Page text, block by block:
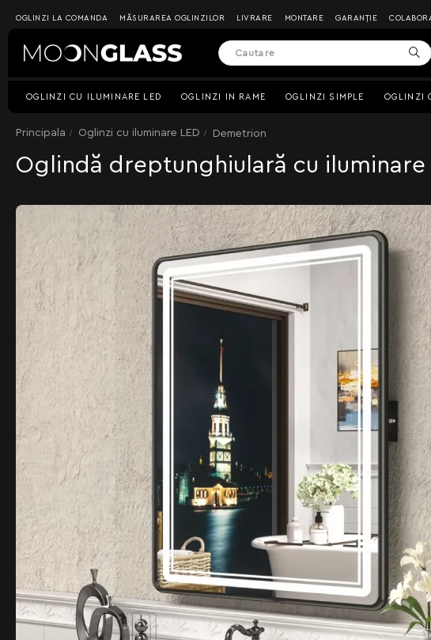
OGLINZI LA COMANDA MĂSURAREA OGLINZILOR LIVRARE MONTARE GARANȚIE
OGLINZI CU ILUMINARE LED OGLINZI IN RAME OGLINZI SIMPLE OGLINZI
Principala Oglinzi cu iluminare LED Demetrion
Oglindă dreptunghiulară cu